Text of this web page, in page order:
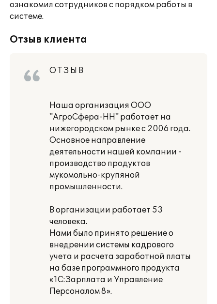
ознакомил сотрудников с порядком работы в
системе.
Отзыв клиента
О Т З Ы В
Наша организация ООО
"АгроСфера-НН" работает на
нижегородском рынке с 2006 года.
Основное направление
деятельности нашей компании -
производство продуктов
мукомольно-крупяной
промышленности.
В организации работает 53
человека.
Нами было принято решение о
внедрении системы кадрового
учета и расчета заработной платы
на базе программного продукта
«1С:Зарплата и Управление
Персоналом 8».